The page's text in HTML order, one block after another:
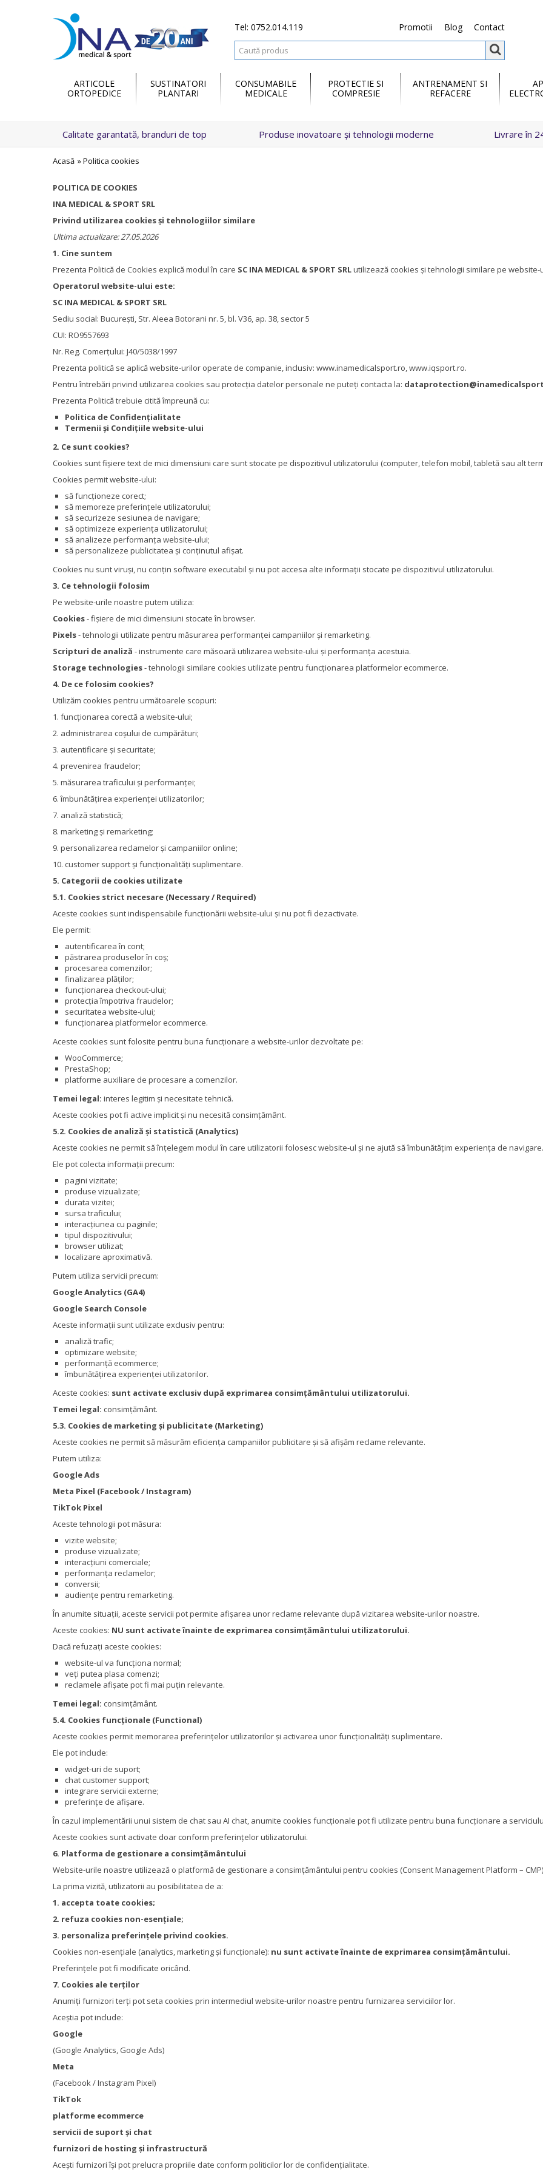
Tel: 0752.014.119 Contact
Blog
Promotii
ARTICOLE
ORTOPEDICE
SUSTINATORI
PLANTARI
CONSUMABILE
MEDICALE
PROTECTIE SI
COMPRESIE
ANTRENAMENT SI
REFACERE
Calitate garantată, branduri de top Produse inovatoare și tehnologii moderne Livrare în
Acasă »Politica cookies
POLITICA DE COOKIES
INA MEDICAL & SPORT SRL
Privind utilizarea cookies și tehnologiilor similare
Ultima actualizare: 27.05.2026
1. Cine suntem
Prezenta Politică de Cookies explică modul în care SC INA MEDICAL & SPORT SRLutilizează cookies și tehnologii similare pe
Operatorul website-ului este:
SC INA MEDICAL & SPORT SRL
Sediu social: București, Str. Aleea Botorani nr. 5, bl. V36, ap. 38, sector 5
CUI: RO9557693
Nr. Reg. Comerțului: J40/5038/1997
Prezenta politică se aplică website-urilor operate de companie, inclusiv: www.inamedicalsport.ro,www.iqsport.ro.
Pentru întrebări privind utilizarea cookies sau protecția datelor personale ne puteți contacta la:
Prezenta Politică trebuie citită împreună cu:
Politica de Confidențialitate
Termenii și Condițiile website-ului
2. Ce sunt cookies?
Cookies sunt fișiere text de mici dimensiuni care sunt stocate pe dispozitivul utilizatorului (computer, telefon mobil, tabletă sau alt
Cookies permit website-ului:
să funcționeze corect;
să memoreze preferințele utilizatorului;
să securizeze sesiunea de navigare;
să optimizeze experiența utilizatorului;
să analizeze performanța website-ului;
să personalizeze publicitatea și conținutul afișat.
Cookies nu sunt viruși, nu conțin software executabil și nu pot accesa alte informații stocate pe dispozitivul utilizatorului.
3. Ce tehnologii folosim
Pe website-urile noastre putem utiliza:
Cookies- fișiere de mici dimensiuni stocate în browser.
Pixels- tehnologii utilizate pentru măsurarea performanței campaniilor și remarketing.
Scripturi de analiză - instrumente care măsoară utilizarea website-ului și performanța acestuia.
Storage technologies- tehnologii similare cookies utilizate pentru funcționarea platformelor ecommerce.
4. De ce folosim cookies?
Utilizăm cookies pentru următoarele scopuri:
1. funcționarea corectă a website-ului;
2. administrarea coșului de cumpărături;
3. autentificare și securitate;
4. prevenirea fraudelor;
5. măsurarea traficului și performanței;
6. îmbunătățirea experienței utilizatorilor;
7. analiză statistică;
8. marketing și remarketing;
9. personalizarea reclamelor și campaniilor online;
10. customer support și funcționalități suplimentare.
5. Categorii de cookies utilizate
5.1. Cookies strict necesare (Necessary / Required)
Aceste cookies sunt indispensabile funcționării website-ului și nu pot fi dezactivate.
Ele permit:
autentificarea în cont;
păstrarea produselor în coș;
procesarea comenzilor;
finalizarea plăților;
funcționarea checkout-ului;
protecția împotriva fraudelor;
securitatea website-ului;
funcționarea platformelor ecommerce.
Aceste cookies sunt folosite pentru buna funcționare a website-urilor dezvoltate pe:
WooCommerce;
PrestaShop;
platforme auxiliare de procesare a comenzilor.
Temei legal: interes legitim și necesitate tehnică.
Aceste cookies pot fi active implicit și nu necesită consimțământ.
5.2. Cookies de analiză și statistică (Analytics)
Aceste cookies ne permit să înțelegem modul în care utilizatorii folosesc website-ul și ne ajută să îmbunătățim experiența de navigare.
Ele pot colecta informații precum:
pagini vizitate;
produse vizualizate;
durata vizitei;
sursa traficului;
interacțiunea cu paginile;
tipul dispozitivului;
browser utilizat;
localizare aproximativă.
Putem utiliza servicii precum:
Google Analytics (GA4)
Google Search Console
Aceste informații sunt utilizate exclusiv pentru:
analiză trafic;
optimizare website;
performanță ecommerce;
îmbunătățirea experienței utilizatorilor.
Aceste cookies: sunt activate exclusiv după exprimarea consimțământului utilizatorului.
Temei legal: consimțământ.
5.3. Cookies de marketing și publicitate (Marketing)
Aceste cookies ne permit să măsurăm eficiența campaniilor publicitare și să afișăm reclame relevante.
Putem utiliza:
Google Ads
Meta Pixel (Facebook / Instagram)
TikTok Pixel
Aceste tehnologii pot măsura:
vizite website;
produse vizualizate;
interacțiuni comerciale;
performanța reclamelor;
conversii;
audiențe pentru remarketing.
În anumite situații, aceste servicii pot permite afișarea unor reclame relevante după vizitarea website-urilor noastre.
Aceste cookies: NU sunt activate înainte de exprimarea consimțământului utilizatorului.
Dacă refuzați aceste cookies:
website-ul va funcționa normal;
veți putea plasa comenzi;
reclamele afișate pot fi mai puțin relevante.
Temei legal: consimțământ.
5.4. Cookies funcționale (Functional)
Aceste cookies permit memorarea preferințelor utilizatorilor și activarea unor funcționalități suplimentare.
Ele pot include:
widget-uri de suport;
chat customer support;
integrare servicii externe;
preferințe de afișare.
În cazul implementării unui sistem de chat sau AI chat, anumite cookies funcționale pot fi utilizate pentru buna funcționare a
Aceste cookies sunt activate doar conform preferințelor utilizatorului.
6. Platforma de gestionare a consimțământului
Website-urile noastre utilizează o platformă de gestionare a consimțământului pentru cookies (Consent Management Platform –
La prima vizită, utilizatorii au posibilitatea de a:
1. accepta toate cookies;
2. refuza cookies non-esențiale;
3. personaliza preferințele privind cookies.
Cookies non-esențiale (analytics, marketing și funcționale): nu sunt activate înainte de exprimarea consimțământului.
Preferințele pot fi modificate oricând.
7. Cookies ale terților
Anumiți furnizori terți pot seta cookies prin intermediul website-urilor noastre pentru furnizarea serviciilor lor.
Aceștia pot include:
Google
(Google Analytics, Google Ads)
Meta
(Facebook / Instagram Pixel)
TikTok
platforme ecommerce
servicii de suport și chat
furnizori de hosting și infrastructură
Acești furnizori își pot prelucra propriile date conform politicilor lor de confidențialitate.